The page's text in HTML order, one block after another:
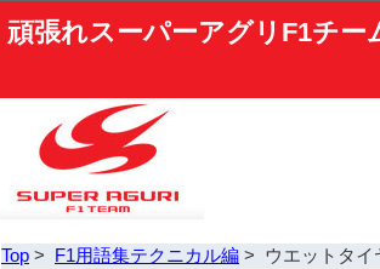
頑張れスーパーアグリF1チー
Top > F1用語集テクニカル編 > ウエットタイ